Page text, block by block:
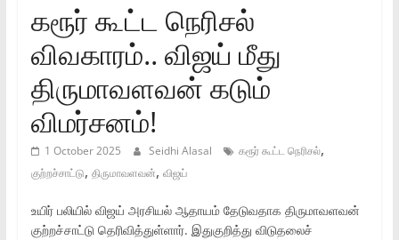
கரூர் கூட்ட நெரிசல்
விவகாரம்.. விஜய் மீது
திருமாவளவன் கடும்
விமர்சனம்!
1 October 2025 Seidhi Alasal கரூர் கூட்ட நெரிசல்,
குற்றச்சாட்டு, திருமாவளவன், விஜய்
உயிர் பலியில் விஜய் அரசியல் ஆதாயம் தேடுவதாக திருமாவளவன்
குற்றச்சாட்டு தெரிவித்துள்ளார். இதுகுறித்து விடுதலைச்